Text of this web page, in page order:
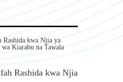
Rashida kwa Njia